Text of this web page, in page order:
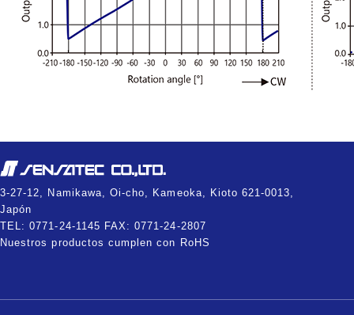
3-27-12, Namikawa, Oi-cho, Kameoka, Kioto 621-0013,
Japón
TEL: 0771-24-1145 FAX: 0771-24-2807
Nuestros productos cumplen con RoHS